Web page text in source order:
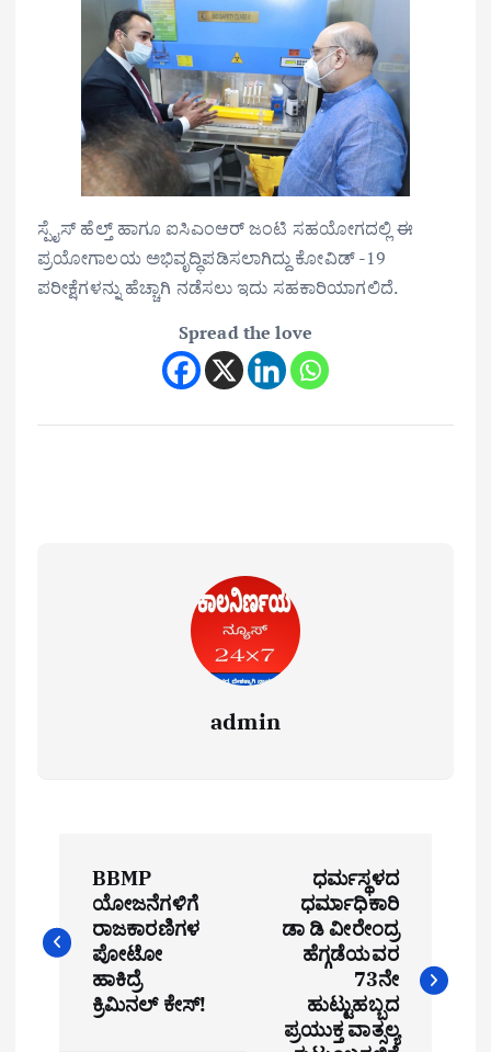
ಸ್ಪೈಸ್ ಹೆಲ್ತ್ ಹಾಗೂ ಐಸಿಎಂಆರ್ ಜಂಟಿ ಸಹಯೋಗದಲ್ಲಿ ಈ
ಪ್ರಯೋಗಾಲಯ ಅಭಿವೃದ್ಧಿಪಡಿಸಲಾಗಿದ್ದು ಕೋವಿಡ್ -19
ಪರೀಕ್ಷೆಗಳನ್ನು ಹೆಚ್ಚಾಗಿ ನಡೆಸಲು ಇದು ಸಹಕಾರಿಯಾಗಲಿದೆ.
Spread the love
admin
s
BBMP
ಯೋಜನೆಗಳಿಗೆ
ರಾಜಕಾರಣಿಗಳ
ಪೋಟೋ
ಹಾಕಿದ್ರೆ
ಕ್ರಿಮಿನಲ್ ಕೇಸ್!
ಧರ್ಮಸ್ಥಳದ
ಧರ್ಮಾಧಿಕಾರಿ
ಡಾ ಡಿ ವೀರೇಂದ್ರ
ಹೆಗ್ಗಡೆಯವರ
73ನೇ
ಹುಟ್ಟುಹಬ್ಬದ
ಪ್ರಯುಕ್ತ ವಾತ್ಸಲ್ಯ